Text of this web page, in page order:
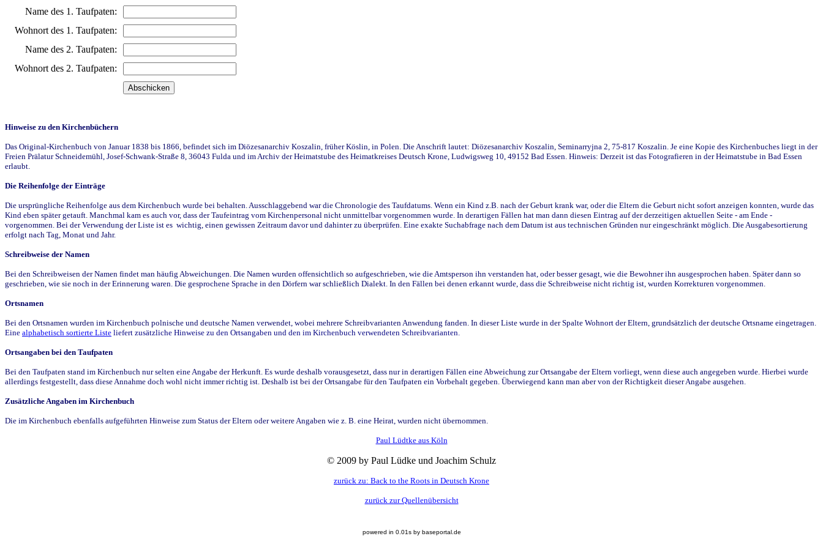
Name des 1. Taufpaten:
Wohnort des 1. Taufpaten:
Name des 2. Taufpaten:
Wohnort des 2. Taufpaten:
Hinweise zu den Kirchenbüchern
Das Original-Kirchenbuch von Januar 1838 bis 1866, befindet sich im Diözesanarchiv Koszalin, früher Köslin, in Polen. Die Anschrift lautet: Diözesanarchiv Koszalin, Seminarryjna 2, 75-817 Koszalin. Je eine Kopie des Kirchenbuches liegt in der
Freien Prälatur Schneidemühl, Josef-Schwank-Straße 8, 36043 Fulda und im Archiv der Heimatstube des Heimatkreises Deutsch Krone, Ludwigsweg 10, 49152 Bad Essen. Hinweis: Derzeit ist das Fotografieren in der Heimatstube in Bad Essen
erlaubt.
Die Reihenfolge der Einträge
Die ursprüngliche Reihenfolge aus dem Kirchenbuch wurde bei behalten. Ausschlaggebend war die Chronologie des Taufdatums. Wenn ein Kind z.B. nach der Geburt krank war, oder die Eltern die Geburt nicht sofort anzeigen konnten, wurde das
Kind eben später getauft. Manchmal kam es auch vor, dass der Taufeintrag vom Kirchenpersonal nicht unmittelbar vorgenommen wurde. In derartigen Fällen hat man dann diesen Eintrag auf der derzeitigen aktuellen Seite - am Ende -
vorgenommen. Bei der Verwendung der Liste ist es wichtig, einen gewissen Zeitraum davor und dahinter zu überprüfen. Eine exakte Suchabfrage nach dem Datum ist aus technischen Gründen nur eingeschränkt möglich. Die Ausgabesortierung
erfolgt nach Tag, Monat und Jahr.
Schreibweise der Namen
Bei den Schreibweisen der Namen findet man häufig Abweichungen. Die Namen wurden offensichtlich so aufgeschrieben, wie die Amtsperson ihn verstanden hat, oder besser gesagt, wie die Bewohner ihn ausgesprochen haben. Später dann so
geschrieben, wie sie noch in der Erinnerung waren. Die gesprochene Sprache in den Dörfern war schließlich Dialekt. In den Fällen bei denen erkannt wurde, dass die Schreibweise nicht richtig ist, wurden Korrekturen vorgenommen.
Ortsnamen
Bei den Ortsnamen wurden im Kirchenbuch polnische und deutsche Namen verwendet, wobei mehrere Schreibvarianten Anwendung fanden. In dieser Liste wurde in der Spalte Wohnort der Eltern, grundsätzlich der deutsche Ortsname eingetragen.
Eine alphabetisch sortierte Liste liefert zusätzliche Hinweise zu den Ortsangaben und den im Kirchenbuch verwendeten Schreibvarianten.
Ortsangaben bei den Taufpaten
Bei den Taufpaten stand im Kirchenbuch nur selten eine Angabe der Herkunft. Es wurde deshalb vorausgesetzt, dass nur in derartigen Fällen eine Abweichung zur Ortsangabe der Eltern vorliegt, wenn diese auch angegeben wurde. Hierbei wurde
allerdings festgestellt, dass diese Annahme doch wohl nicht immer richtig ist. Deshalb ist bei der Ortsangabe für den Taufpaten ein Vorbehalt gegeben. Überwiegend kann man aber von der Richtigkeit dieser Angabe ausgehen.
Zusätzliche Angaben im Kirchenbuch
Die im Kirchenbuch ebenfalls aufgeführten Hinweise zum Status der Eltern oder weitere Angaben wie z. B. eine Heirat, wurden nicht übernommen.
Paul Lüdtke aus Köln
© 2009 by Paul Lüdke und Joachim Schulz
zurück zu: Back to the Roots in Deutsch Krone
zurück zur Quellenübersicht
powered in 0.01s by baseportal.de